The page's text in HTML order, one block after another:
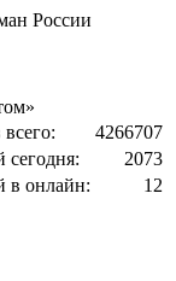
России
4266707
сегодня:
2073
в онлайн:
12